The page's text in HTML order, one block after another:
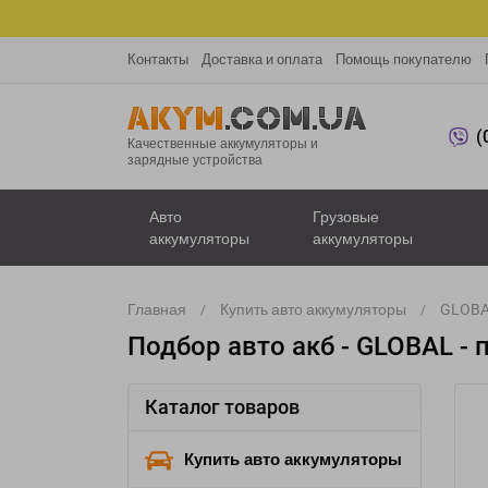
Контакты Доставка и оплата Помощь покупателю
Качественные аккумуляторы и
зарядные устройства
Авто
аккумуляторы
Грузовые
аккумуляторы
Главная Купить авто аккумуляторы
Подбор авто акб - GLOBAL -
Каталог товаров
Купить авто аккумуляторы